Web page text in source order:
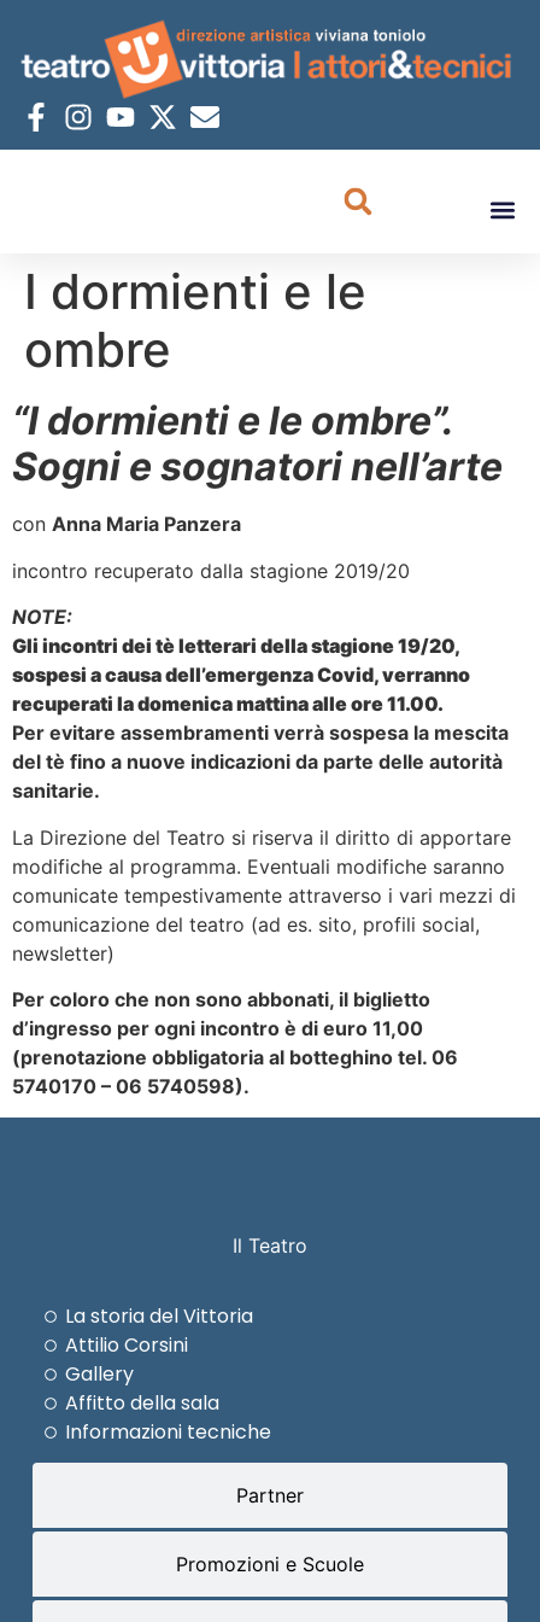
I dormienti e le
ombre
“I dormienti e le ombre”.
Sogni e sognatori nell’arte
con Anna Maria Panzera
incontro recuperato dalla stagione 2019/20
NOTE:
Gli incontri dei tè letterari della stagione 19/20,
sospesi a causa dell’emergenza Covid, verranno
recuperati la domenica mattina alle ore 11.00.
Per evitare assembramenti verrà sospesa la mescita
del tè fino a nuove indicazioni da parte delle autorità
sanitarie.
La Direzione del Teatro si riserva il diritto di apportare
modifiche al programma. Eventuali modifiche saranno
comunicate tempestivamente attraverso i vari mezzi di
comunicazione del teatro (ad es. sito, profili social,
newsletter)
Per coloro che non sono abbonati, il biglietto
d’ingresso per ogni incontro è di euro 11,00
(prenotazione obbligatoria al botteghino tel. 06
5740170 – 06 5740598).
Il Teatro
Partner
Promozioni e Scuole
La storia del Vittoria
Attilio Corsini
Gallery
Affitto della sala
Informazioni tecniche